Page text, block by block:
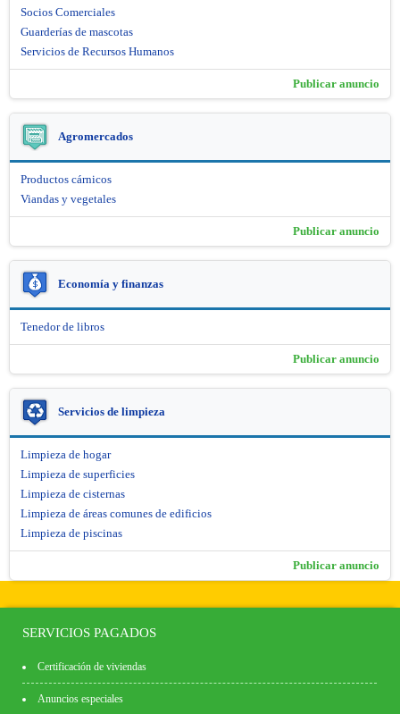
Socios Comerciales
Guarderías de mascotas
Servicios de Recursos Humanos
Publicar anuncio
Agromercados
Productos cárnicos
Viandas y vegetales
Publicar anuncio
Economía y finanzas
Tenedor de libros
Publicar anuncio
Servicios de limpieza
Limpieza de hogar
Limpieza de superficies
Limpieza de cisternas
Limpieza de áreas comunes de edificios
Limpieza de piscinas
Publicar anuncio
SERVICIOS PAGADOS
Certificación de viviendas
Anuncios especiales